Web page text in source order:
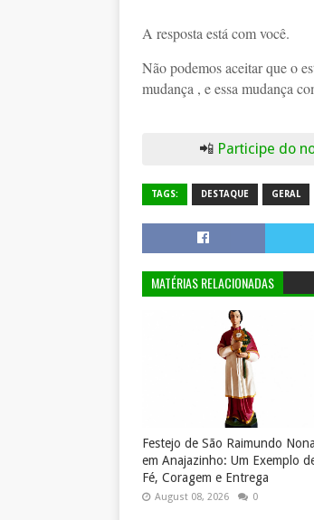
A resposta está com você.
Não podemos aceitar que o
mudança , e essa mudança
📲 Participe do
TAGS: DESTAQUE GERAL
MATÉRIAS RELACIONADAS
Festejo de São Raimundo
em Anajazinho: Um Exemplo
Fé, Coragem e Entrega
August 08, 2026 0